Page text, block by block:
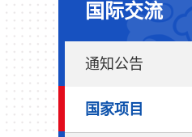
国际交流
通知公告
国家项目